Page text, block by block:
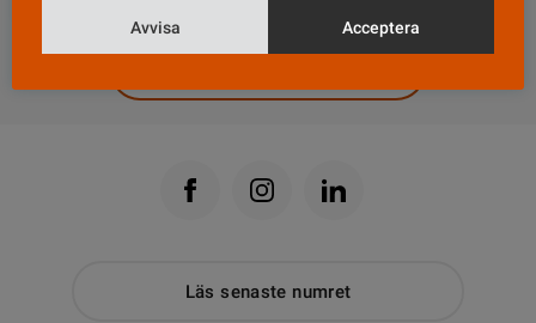
Läs senaste numret
Avvisa Acceptera